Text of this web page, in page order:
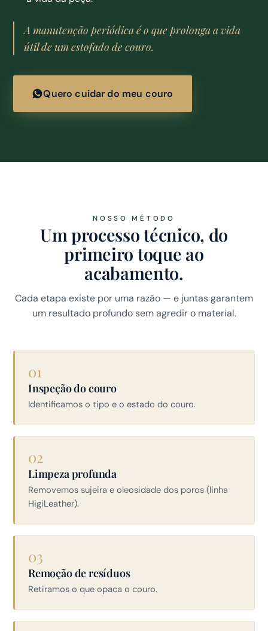
A manutenção periódica é o que prolonga a vida
útil de um estofado de couro.
Quero cuidar do meu couro
NOSSO MÉTODO
Um processo técnico, do
primeiro toque ao
acabamento.
Cada etapa existe por uma razão — e juntas garantem
um resultado profundo sem agredir o material.
01
Inspeção do couro
Identificamos o tipo e o estado do couro.
02
Limpeza profunda
Removemos sujeira e oleosidade dos poros (linha
HigiLeather).
03
Remoção de resíduos
Retiramos o que opaca o couro.